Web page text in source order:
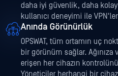
daha iyi güvenlik, daha
kullanıcı deneyimi ile
Anında Görünürlük
OPSWAT, tüm ortamın uç
bir görünüm sağlar. Ağınıza
erişen her cihazın
Yöneticiler herhangi bir